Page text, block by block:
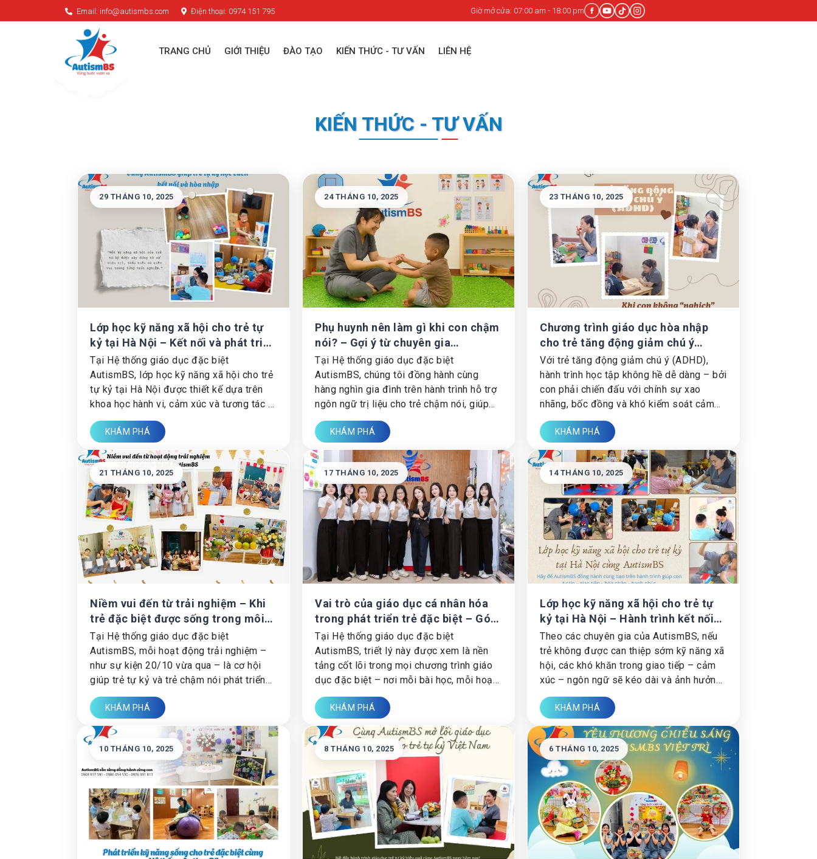
Email: info@autismbs.com Điện thoại: 0974 151 795 Giờ mở cửa: 07:00 am - 18:00 pm
TRANG CHỦ GIỚI THIỆU ĐÀO TẠO KIẾN THỨC - TƯ VẤN LIÊN HỆ
KIẾN THỨC - TƯ VẤN
29 THÁNG 10, 2025
Lớp học kỹ năng xã hội cho trẻ tự
kỷ tại Hà Nội – Kết nối và phát triển
cùng AutismBS
Tại Hệ thống giáo dục đặc biệt
AutismBS, lớp học kỹ năng xã hội cho trẻ
tự kỷ tại Hà Nội được thiết kế dựa trên
khoa học hành vi, cảm xúc và tương tác –
giúp trẻ giao tiếp, hợp tác và hòa nhập
thông qua chương trình can thiệp sớm trẻ
tự kỷ và hỗ trợ rối loạn tăng động giảm
chú ý (ADHD).
KHÁM PHÁ
24 THÁNG 10, 2025
Phụ huynh nên làm gì khi con chậm
nói? – Gợi ý từ chuyên gia
AutismBS
Tại Hệ thống giáo dục đặc biệt
AutismBS, chúng tôi đồng hành cùng
hàng nghìn gia đình trên hành trình hỗ trợ
ngôn ngữ trị liệu cho trẻ chậm nói, giúp
con phát triển toàn diện từ lời nói đến
cảm xúc và khả năng kết nối.
KHÁM PHÁ
23 THÁNG 10, 2025
Chương trình giáo dục hòa nhập
cho trẻ tăng động giảm chú ý
(ADHD) – Bước đệm giúp con tập
trung, tự tin và phát triển toàn diện
Với trẻ tăng động giảm chú ý (ADHD),
hành trình học tập không hề dễ dàng – bởi
con phải chiến đấu với chính sự xao
nhãng, bốc đồng và khó kiểm soát cảm
xúc của mình.
KHÁM PHÁ
21 THÁNG 10, 2025
Niềm vui đến từ trải nghiệm – Khi
trẻ đặc biệt được sống trong môi
trường hòa nhập tại AutismBS
Tại Hệ thống giáo dục đặc biệt
AutismBS, mỗi hoạt động trải nghiệm –
như sự kiện 20/10 vừa qua – là cơ hội
giúp trẻ tự kỷ và trẻ chậm nói phát triển
ngôn ngữ, cảm xúc và kỹ năng xã hội
thông qua can thiệp sớm và chương trình
hòa nhập toàn diện.
KHÁM PHÁ
17 THÁNG 10, 2025
Vai trò của giáo dục cá nhân hóa
trong phát triển trẻ đặc biệt – Góc
nhìn từ Hệ thống giáo dục đặc biệt
AutismBS
Tại Hệ thống giáo dục đặc biệt
AutismBS, triết lý này được xem là nền
tảng cốt lõi trong mọi chương trình giáo
dục đặc biệt – nơi mỗi bài học, mỗi hoạt
động và mỗi mục tiêu đều được thiết kế
riêng cho từng đứa trẻ, không ai giống ai.
KHÁM PHÁ
14 THÁNG 10, 2025
Lớp học kỹ năng xã hội cho trẻ tự
kỷ tại Hà Nội – Hành trình kết nối
cùng Hệ thống giáo dục đặc biệt
AutismBS
Theo các chuyên gia của AutismBS, nếu
trẻ không được can thiệp sớm kỹ năng xã
hội, các khó khăn trong giao tiếp – cảm
xúc – ngôn ngữ sẽ kéo dài và ảnh hưởng
đến việc học tập, kết bạn và thích nghi ở
trường.KHÁM PHÁ
10 THÁNG 10, 2025 8 THÁNG 10, 2025 6 THÁNG 10, 2025